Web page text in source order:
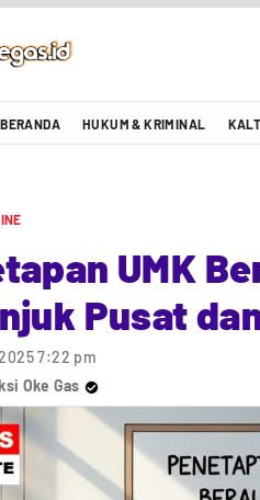
| Energi Positif Informasi
BERANDA HUKUM & KRIMINAL
UMK
Pusat
7:22 pm
Oke Gas